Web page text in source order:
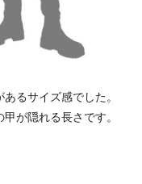
るサイズ感でした。
が隠れる長さです。